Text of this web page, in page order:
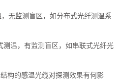
无监测盲区，如分布式光纤测温系
测温，有监测盲区，如串联式光纤光
构的感温光缆对探测效果有何影